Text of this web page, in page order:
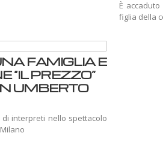
È
figlia della
FAMIGLIA E
“IL PREZZO”
UMBERTO
interpreti nello spettacolo